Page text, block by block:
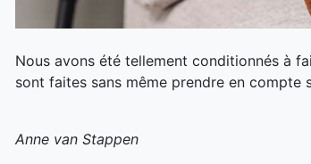
Nous avons été tellement conditionnés à
sont faites sans même prendre en compte
Anne van Stappen